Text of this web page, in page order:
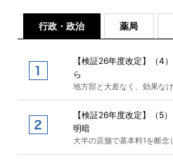
行政・政治 薬局
【検証26年度改定】（4
ら
地方部と大差なく、効果な
【検証26年度改定】（5
明暗
大半の店舗で基本料1を断念